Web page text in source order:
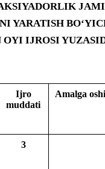
YARATISH
IJROSI
Ijro
muddati
Amalga
3